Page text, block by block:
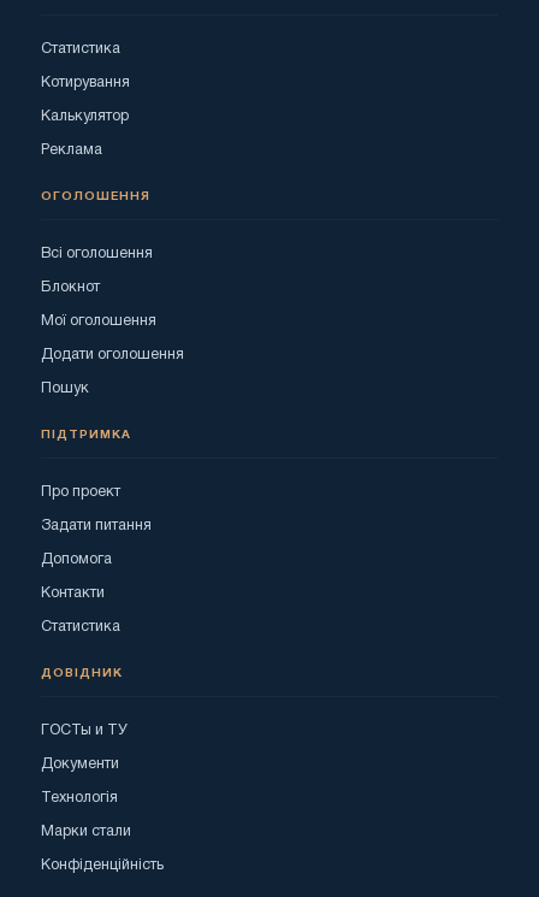
Статистика
Котирування
Калькулятор
Реклама
ОГОЛОШЕННЯ
Всі оголошення
Блокнот
Мої оголошення
Додати оголошення
Пошук
ПІДТРИМКА
Про проект
Задати питання
Допомога
Контакти
Статистика
ДОВІДНИК
ГОСТы и ТУ
Документи
Технологія
Марки стали
Конфіденційність